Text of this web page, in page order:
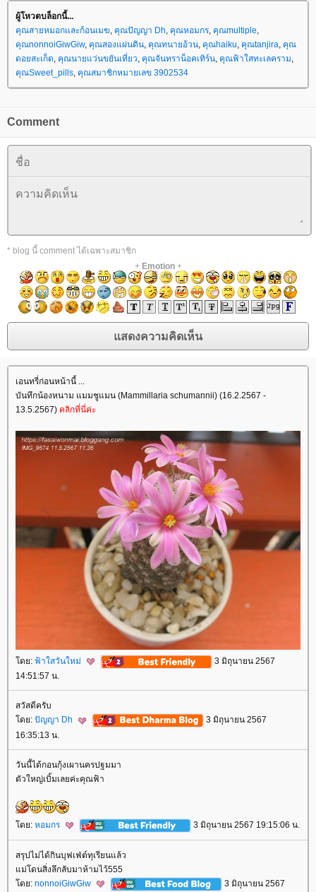
ผู้โหวตบล็อกนี้...
คุณสายหมอกและก้อนเมฆ, คุณปัญญา Dh, คุณหอมกร, คุณmultiple,
คุณnonnoiGiwGiw, คุณสองแผ่นดิน, คุณทนายอ้วน, คุณhaiku, คุณtanjira, คุณ
ดอยสะเก็ด, คุณนายแว่นขยันเที่ยว, คุณจันทราน็อคเทิร์น, คุณฟ้าใสทะเลคราม,
คุณSweet_pills, คุณสมาชิกหมายเลข 3902534
Comment
* blog นี้ comment ได้เฉพาะสมาชิก
+ Emotion+
เอนทรี่ก่อนหน้านี้ ...
บันทึกน้องหนาม แมมชูแมน (Mammillaria schumannii) (16.2.2567 -
13.5.2567) คลิกที่นี่ค่ะ
ดย: ฟ้าใสวันใหม่
3 มิถุนายน 2567
14:51:57 น.
สวัสดีครับ
ดย: ปัญญา Dh
3 มิถุนายน 2567
16:35:13 น.
วันนี้ได้กอนกุ้งเผานครปฐมมา
ตัวใหญ่เบิ้มเลยค่ะคุณฟ้า
ดย: หอมกร 3 มิถุนายน 2567 19:15:06 น.
สรุปไม่ได้กินบุฟเฟ่ต์ทุเรียนแล้ว
ม่โดนสิ่งลึกลับมาห้ามไว้555
ดย: nonnoiGiwGiw 3 มิถุนายน 2567